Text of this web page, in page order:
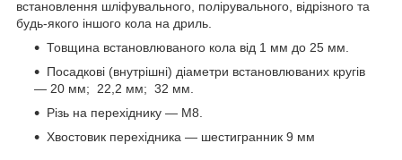
встановлення шліфувального, полірувального, відрізного та
будь-якого іншого кола на дриль.
Товщина встановлюваного кола від 1 мм до 25 мм.
Посадкові (внутрішні) діаметри встановлюваних кругів
— 20 мм; 22,2 мм; 32 мм.
Різь на перехіднику — М8.
Хвостовик перехідника — шестигранник 9 мм